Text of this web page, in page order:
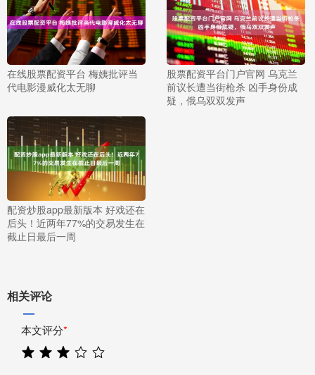
在线股票配资平台 梅姨批评当
代电影漫威化太无聊
股票配资平台门户官网 乌克兰
前议长遭当街枪杀 凶手身份成
疑，俄乌双双发声
配资炒股app最新版本 好戏还在
后头！近两年77%的交易发生在
截止日最后一周
相关评论
本文评分*